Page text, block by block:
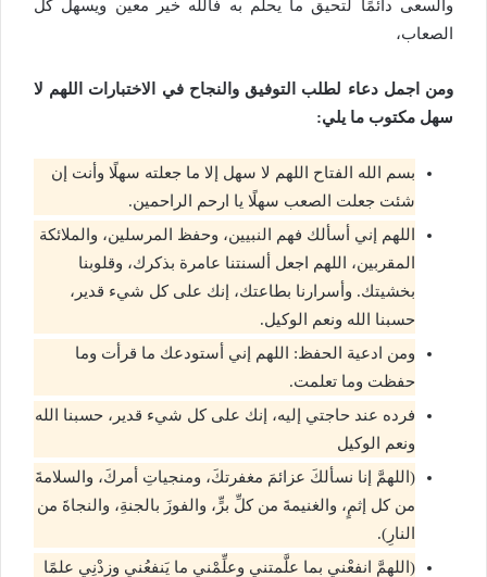
والسعى دائمًا لتحيق ما يحلم به فالله خير معين ويسهل كل
الصعاب،
ومن اجمل دعاء لطلب التوفيق والنجاح في الاختبارات اللهم لا
سهل مكتوب ما يلي:
بسم الله الفتاح اللهم لا سهل إلا ما جعلته سهلًا وأنت إن
شئت جعلت الصعب سهلًا يا ارحم الراحمين.
اللهم إني أسألك فهم النبيين، وحفظ المرسلين، والملائكة
المقربين، اللهم اجعل ألسنتنا عامرة بذكرك، وقلوبنا
بخشيتك. وأسرارنا بطاعتك، إنك على كل شيء قدير،
حسبنا الله ونعم الوكيل.
ومن ادعية الحفظ: اللهم إني أستودعك ما قرأت وما
حفظت وما تعلمت.
فرده عند حاجتي إليه، إنك على كل شيء قدير، حسبنا الله
ونعم الوكيل
(اللهمَّ إنا نسألكَ عزائمَ مغفرتكَ، ومنجياتِ أمركَ، والسلامةَ
من كل إثمٍ، والغنيمةَ من كلِّ برٍّ، والفوزَ بالجنةِ، والنجاةَ من
النارِ).
(اللهمَّ انفعْني بما علَّمتني وعلِّمْني ما يَنفعُني وزِدْنِي علمًا